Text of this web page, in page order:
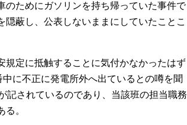
のためにガソリンを持ち帰っていた事件で
蔽し、公表しないままにしていたことこ
規定に抵触することに気付かなかったはず
に不正に発電所外へ出ているとの噂を聞
記されているのであり、当該班の担当職務
。